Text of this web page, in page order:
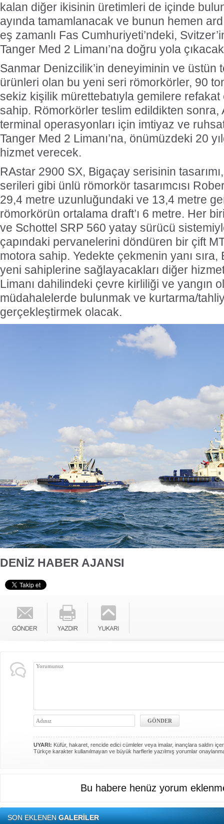
kalan diğer ikisinin üretimleri de içinde
ayında tamamlanacak ve bunun hemen
eş zamanlı Fas Cumhuriyeti’ndeki,
Tanger Med 2 Limanı’na doğru yola
Sanmar Denizcilik’in deneyiminin ve üstün
ürünleri olan bu yeni seri römorkörler, 90
sekiz kişilik mürettebatıyla gemilere
sahip. Römorkörler teslim edildikten sonra,
terminal operasyonları için imtiyaz ve
Tanger Med 2 Limanı’na, önümüzdeki 20
hizmet verecek.
RAstar 2900 SX, Bigaçay serisinin
serileri gibi ünlü römorkör tasarımcısı
29,4 metre uzunluğundaki ve 13,4 metre
römorkörün ortalama draft’ı 6 metre. Her
ve Schottel SRP 560 yatay sürücü
çapındaki pervanelerini döndüren bir çift
motora sahip. Yedekte çekmenin yanı
yeni sahiplerine sağlayacakları diğer
Limanı dahilindeki çevre kirliliği ve yangın
müdahalelerde bulunmak ve kurtarma/
gerçekleştirmek olacak.
DENİZ HABER AJANSI
UYARI: Küfür, hakaret, rencide edici cümleler veya imalar, inançlara saldırı
Türkçe karakter kullanılmayan ve büyük harflerle yazılmış yorumlar
Bu habere henüz yorum
SON EKLENENGALERİLER